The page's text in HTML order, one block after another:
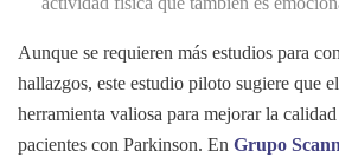
Aunque se requieren más estudios para
hallazgos, este estudio piloto sugiere que
herramienta valiosa para mejorar la
pacientes con Parkinson. En Grupo